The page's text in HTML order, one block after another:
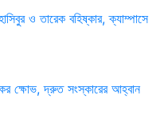
ও তারেক বহিষ্কার, ক্যাম্পাসে
ক্ষোভ, দ্রুত সংস্কারের আহ্বান